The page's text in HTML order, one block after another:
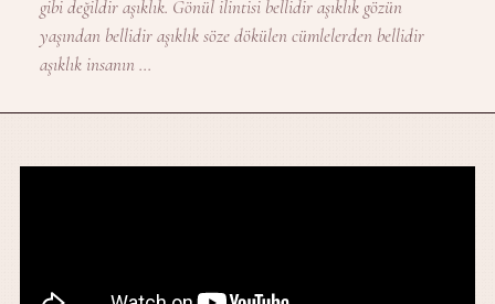
gibi değildir aşıklık. Gönül ilintisi bellidir aşıklık gözün
yaşından bellidir aşıklık söze dökülen cümlelerden bellidir
aşıklık insanın ...